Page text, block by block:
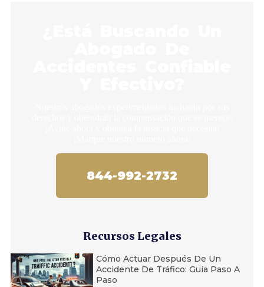
844-992-2732
Recursos Legales
Cómo Actuar Después De Un
Accidente De Tráfico: Guía Paso A
Paso